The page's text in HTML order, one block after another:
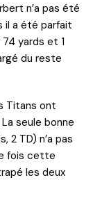
n’a pas été
il a été parfait
yards et 1
du reste
Titans ont
seule bonne
2 TD) n’a pas
fois cette
les deux